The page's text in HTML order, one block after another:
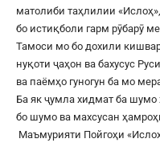
матолиби таҳлилии
бо истиқболи гарм рӯбарӯ
Тамоси мо бо дохили
нуқоти ҷаҳон ва бахусус
ва паёмҳо гуногун ба мо
Ба як ҷумла хидмат ба
бо шумо ва махсусан
Маъмурияти Пойгоҳи «